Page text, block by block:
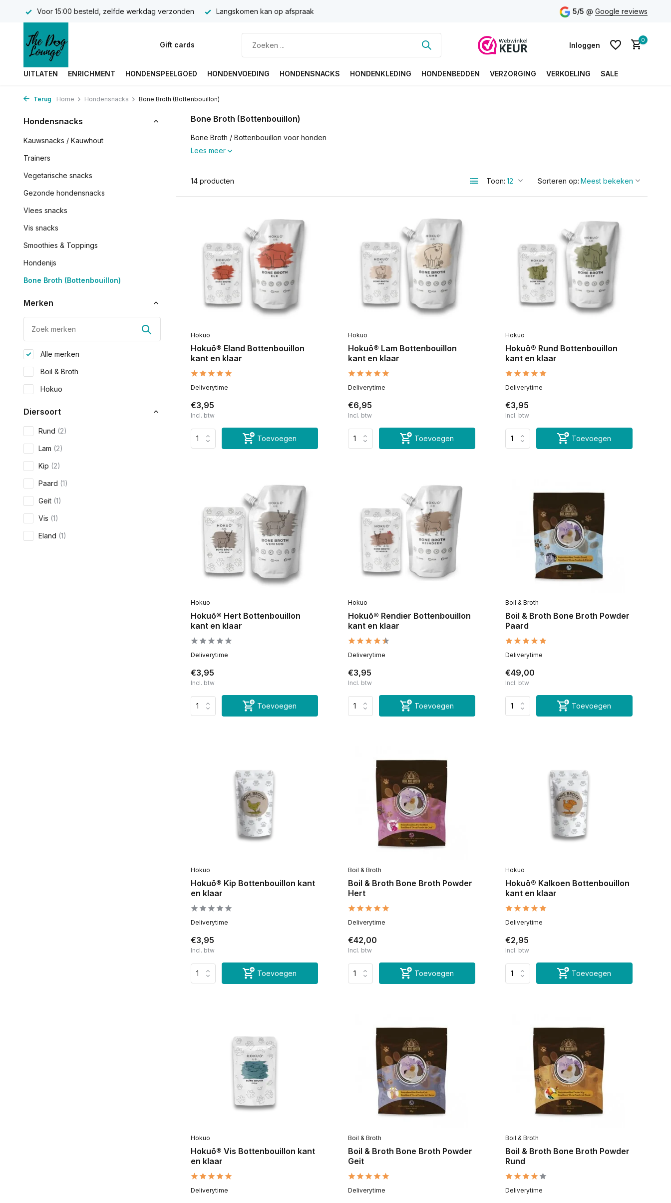
Voor 15:00 besteld, zelfde werkdag verzonden Langskomen kan op afspraak 5/5 @ Google reviews
Gift cards Inloggen
0
UITLATEN ENRICHMENT HONDENSPEELGOED HONDENVOEDING HONDENSNACKS HONDENKLEDING HONDENBEDDEN VERZORGING VERKOELING SALE
Terug Home Hondensnacks Bone Broth (Bottenbouillon)
Hondensnacks
Kauwsnacks / Kauwhout
Trainers
Vegetarische snacks
Gezonde hondensnacks
Vlees snacks
Vis snacks
Smoothies & Toppings
Hondenijs
Bone Broth (Bottenbouillon)
Merken
Alle merken
Boil & Broth
Hokuo
Diersoort
Rund (2)
Lam (2)
Kip (2)
Paard (1)
Geit (1)
Vis (1)
Eland (1)
Bone Broth (Bottenbouillon)
Bone Broth / Bottenbouillon voor honden
Lees meer
14 producten Toon: Sorteren op:
Hokuo
Hokuō® Eland Bottenbouillon
kant en klaar
Deliverytime
€3,95
Incl. btw
Toevoegen
Hokuo
Hokuō® Lam Bottenbouillon
kant en klaar
Deliverytime
€6,95
Incl. btw
Toevoegen
Hokuo
Hokuō® Rund Bottenbouillon
kant en klaar
Deliverytime
€3,95
Incl. btw
Toevoegen
Hokuo
Hokuō® Hert Bottenbouillon
kant en klaar
Deliverytime
€3,95
Incl. btw
Toevoegen
Hokuo
Hokuō® Rendier Bottenbouillon
kant en klaar
Deliverytime
€3,95
Incl. btw
Toevoegen
Boil & Broth
Boil & Broth Bone Broth Powder
Paard
Deliverytime
€49,00
Incl. btw
Toevoegen
Hokuo
Hokuō® Kip Bottenbouillon kant
en klaar
Deliverytime
€3,95
Incl. btw
Toevoegen
Boil & Broth
Boil & Broth Bone Broth Powder
Hert
Deliverytime
€42,00
Incl. btw
Toevoegen
Hokuo
Hokuō® Kalkoen Bottenbouillon
kant en klaar
Deliverytime
€2,95
Incl. btw
Toevoegen
Hokuo
Hokuō® Vis Bottenbouillon kant
en klaar
Deliverytime
Boil & Broth
Boil & Broth Bone Broth Powder
Geit
Deliverytime
Boil & Broth
Boil & Broth Bone Broth Powder
Rund
Deliverytime